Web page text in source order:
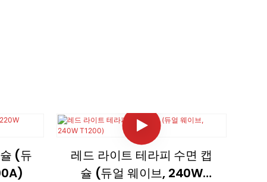
(듀
레드 라이트 테라피 수면 캡
슐 (듀얼 웨이브, 240W